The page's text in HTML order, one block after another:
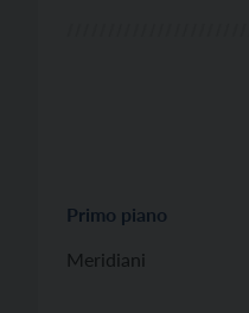
Primo piano
Meridiani